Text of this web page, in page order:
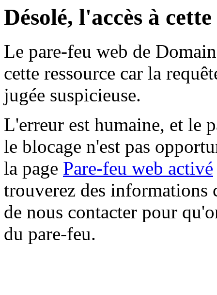
Désolé, l'accès à
Le pare-feu web de
cette ressource car la
jugée suspicieuse.
L'erreur est humaine, et le
le blocage n'est pas
la page Pare-feu web activé
trouverez des informations
de nous contacter pour
du pare-feu.